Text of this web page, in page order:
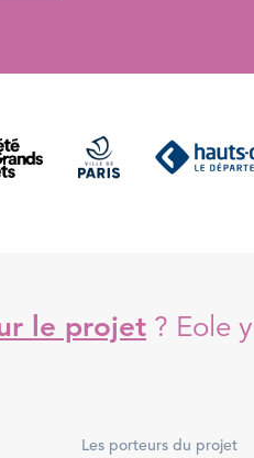
le projet ? Eole
Les porteurs du projet